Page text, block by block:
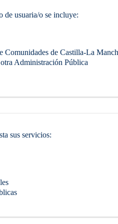
de usuaria/o se incluye:
Comunidades de Castilla-La
Administración Pública
sus servicios: